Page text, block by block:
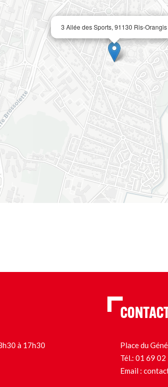
3 Allée des Sports, 91130 Ris-Orangis
à 17h30
Place du
Tél.: 01 69 02
Email :